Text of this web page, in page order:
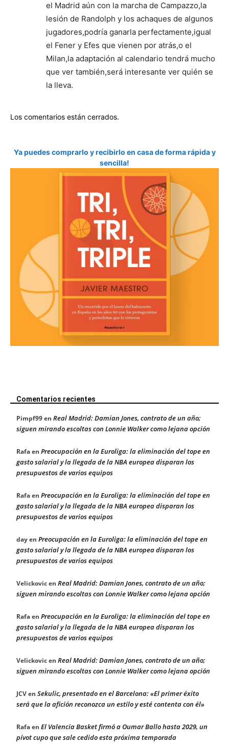
el Madrid aún con la marcha de Campazzo,la
lesión de Randolph y los achaques de algunos
jugadores,podría ganarla perfectamente,igual
el Fener y Efes que vienen por atrás,o el
Milan,la adaptación al calendario tendrá mucho
que ver también,será interesante ver quién se
la lleva.
Los comentarios están cerrados.
Ya puedes comprarlo y recibirlo en casa de forma rápida y
sencilla!
Comentarios recientes
Pimpf99en Real Madrid: Damian Jones, contrato de un año;
siguen mirando escoltas con Lonnie Walker como lejana opción
Rafaen Preocupación en la Euroliga: la eliminación del tope en
gasto salarial y la llegada de la NBA europea disparan los
presupuestos de varios equipos
Rafaen Preocupación en la Euroliga: la eliminación del tope en
gasto salarial y la llegada de la NBA europea disparan los
presupuestos de varios equipos
dayen Preocupación en la Euroliga: la eliminación del tope en
gasto salarial y la llegada de la NBA europea disparan los
presupuestos de varios equipos
Velickovicen Real Madrid: Damian Jones, contrato de un año;
siguen mirando escoltas con Lonnie Walker como lejana opción
Rafaen Preocupación en la Euroliga: la eliminación del tope en
gasto salarial y la llegada de la NBA europea disparan los
presupuestos de varios equipos
Velickovicen Real Madrid: Damian Jones, contrato de un año;
siguen mirando escoltas con Lonnie Walker como lejana opción
JCVen Sekulic, presentado en el Barcelona: «El primer éxito
será que la afición reconozca un estilo y esté contenta con él»
Rafaen El Valencia Basket firmó a Oumar Ballo hasta 2029, un
pívot cupo que sale cedido esta próxima temporada